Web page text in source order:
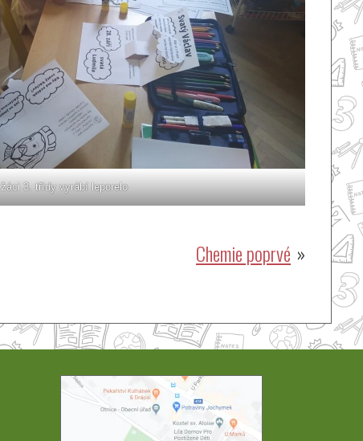
žáci 3. třídy vyrábí leporelo
Chemie poprvé